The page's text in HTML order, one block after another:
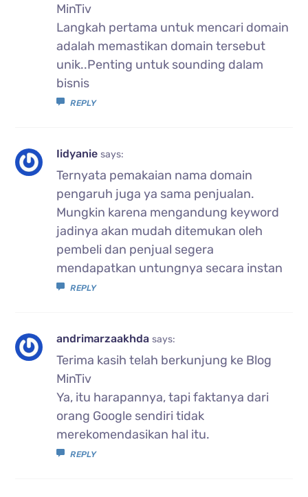
MinTiv
Langkah pertama untuk mencari domain
adalah memastikan domain tersebut
unik..Penting untuk sounding dalam
bisnis
REPLY
Iidyaniesays:
Ternyata pemakaian nama domain
pengaruh juga ya sama penjualan.
Mungkin karena mengandung keyword
jadinya akan mudah ditemukan oleh
pembeli dan penjual segera
mendapatkan untungnya secara instan
REPLY
andrimarzaakhdasays:
Terima kasih telah berkunjung ke Blog
MinTiv
Ya, itu harapannya, tapi faktanya dari
orang Google sendiri tidak
merekomendasikan hal itu.
REPLY